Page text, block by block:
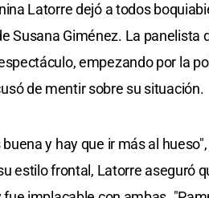
Latorre dejó a todos
Susana Giménez. La panelista
empezando por la
de mentir sobre su situación.
y hay que ir más al
estilo frontal, Latorre aseguró